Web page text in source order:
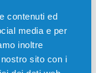
contenuti ed
media e per
inoltre
sito con i
è in ogni
per iltoner
nero, con una